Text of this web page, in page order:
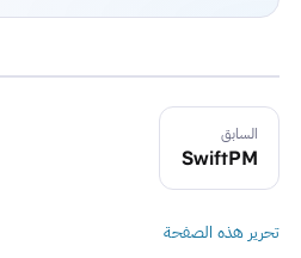
السابق
SwiftPM
تحرير هذه الصفحة